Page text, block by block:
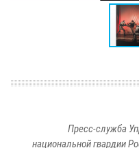
Пресс-служба
национальной гвардии